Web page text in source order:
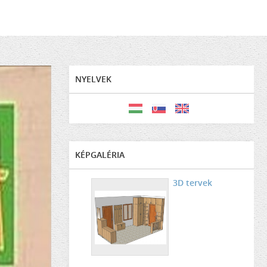
NYELVEK
KÉPGALÉRIA
3D tervek